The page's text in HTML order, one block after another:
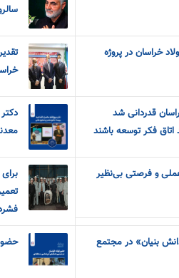
خراسان در پروژه
قدردانی شد
اتاق فکر توسعه باشند
و فرصتی بی‌نظیر
بنیان» در مجتمع